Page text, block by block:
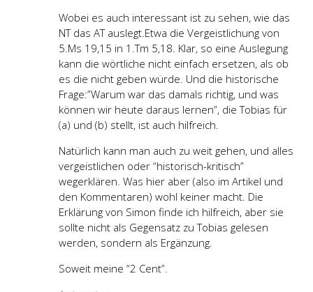
Wobei es auch interessant ist zu sehen, wie das
NT das AT auslegt.Etwa die Vergeistlichung von
5.Ms 19,15 in 1.Tm 5,18. Klar, so eine Auslegung
kann die wörtliche nicht einfach ersetzen, als ob
es die nicht geben würde. Und die historische
Frage:”Warum war das damals richtig, und was
können wir heute daraus lernen”, die Tobias für
(a) und (b) stellt, ist auch hilfreich.
Natürlich kann man auch zu weit gehen, und alles
vergeistlichen oder “historisch-kritisch”
wegerklären. Was hier aber (also im Artikel und
den Kommentaren) wohl keiner macht. Die
Erklärung von Simon finde ich hilfreich, aber sie
sollte nicht als Gegensatz zu Tobias gelesen
werden, sondern als Ergänzung.
Soweit meine “2 Cent”.